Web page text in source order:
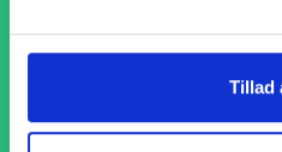
Tillad
1-4 dages levering